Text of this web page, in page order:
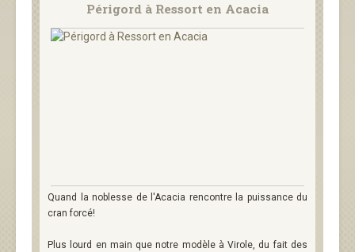
Périgord à Ressort en Acacia
Quand la noblesse de l'Acacia rencontre la puissance du
cran forcé!
Plus lourd en main que notre modèle à Virole, du fait des